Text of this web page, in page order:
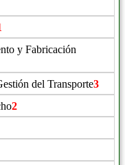
y Fabricación
del Transporte3
2